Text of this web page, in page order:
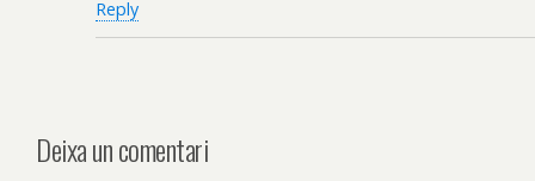
Reply
Deixa un comentari